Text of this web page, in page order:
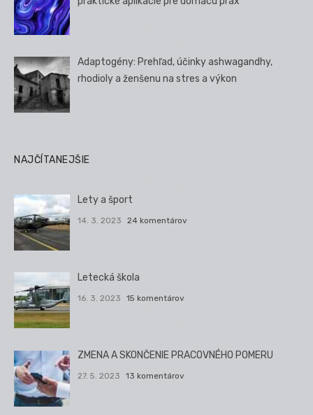
Adaptogény: Prehľad, účinky ashwagandhy,
rhodioly a ženšenu na stres a výkon
NAJČÍTANEJŠIE
Lety a šport
14. 3. 2023 24 komentárov
Letecká škola
16. 3. 2023 15 komentárov
ZMENA A SKONČENIE PRACOVNÉHO POMERU
27. 5. 2023 13 komentárov